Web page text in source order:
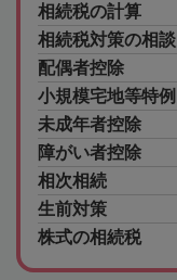
相続税の計算
相続税対策の相談
配偶者控除
小規模宅地等特例
未成年者控除
障がい者控除
相次相続
生前対策
株式の相続税